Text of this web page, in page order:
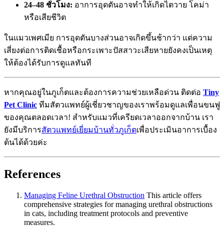
24–48 ชั่วโมง: อาการอุดตันอาจทำให้เกิดไตวาย โคม่า
หรือเสียชีวิต
ในแมวเพศเมีย การอุดตันบางส่วนอาจเกิดขึ้นช้ากว่า แต่ความ
เสี่ยงต่อการติดเชื้อหรือกระเพาะปัสสาวะเสียหายยังคงเป็นเหตุ
ให้ต้องได้รับการดูแลทันที
หากคุณอยู่ในภูเก็ตและต้องการความช่วยเหลือด่วน ติดต่อ Tiny
Pet Clinic ทีมสัตวแพทย์ผู้เชี่ยวชาญของเราพร้อมดูแลเพื่อนขนฟู
ของคุณตลอดเวลา! สำหรับแมวที่เครียดเวลาออกจากบ้าน เรา
ยังมีบริการสัตวแพทย์เยี่ยมบ้านทั่วภูเก็ตเพื่อประเมินอาการเบื้อง
ต้นได้ด้วยค่ะ
References
Managing Feline Urethral Obstruction This article offers
comprehensive strategies for managing urethral obstructions
in cats, including treatment protocols and preventive
measures.